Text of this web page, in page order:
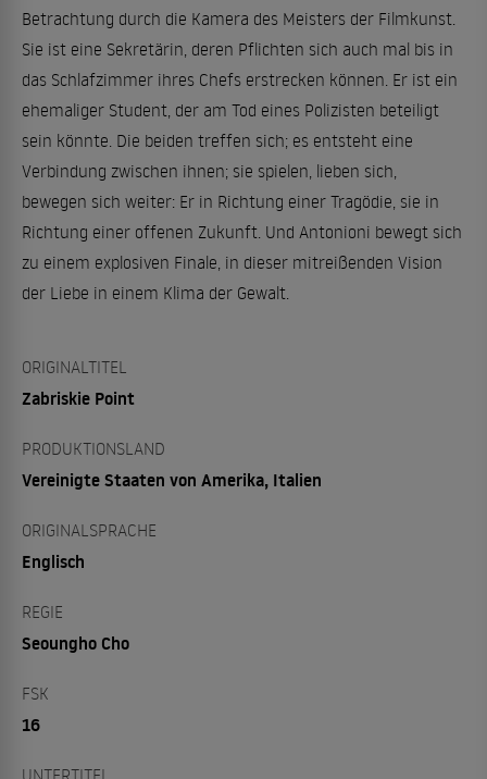
Betrachtung durch die Kamera des Meisters der Filmkunst.
Sie ist eine Sekretärin, deren Pflichten sich auch mal bis in
das Schlafzimmer ihres Chefs erstrecken können. Er ist ein
ehemaliger Student, der am Tod eines Polizisten beteiligt
sein könnte. Die beiden treffen sich; es entsteht eine
Verbindung zwischen ihnen; sie spielen, lieben sich,
bewegen sich weiter: Er in Richtung einer Tragödie, sie in
Richtung einer offenen Zukunft. Und Antonioni bewegt sich
zu einem explosiven Finale, in dieser mitreißenden Vision
der Liebe in einem Klima der Gewalt.
ORIGINALTITEL
Zabriskie Point
PRODUKTIONSLAND
Vereinigte Staaten von Amerika, Italien
ORIGINALSPRACHE
Englisch
REGIE
Seoungho Cho
FSK
16
UNTERTITEL